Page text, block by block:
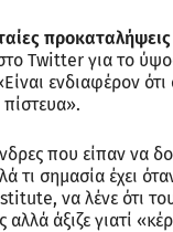
Twitter για το
ενδιαφέρον
πίστευα».
που είπαν να
τι σημασία έχει
να λένε ότι
άξιζε γιατί